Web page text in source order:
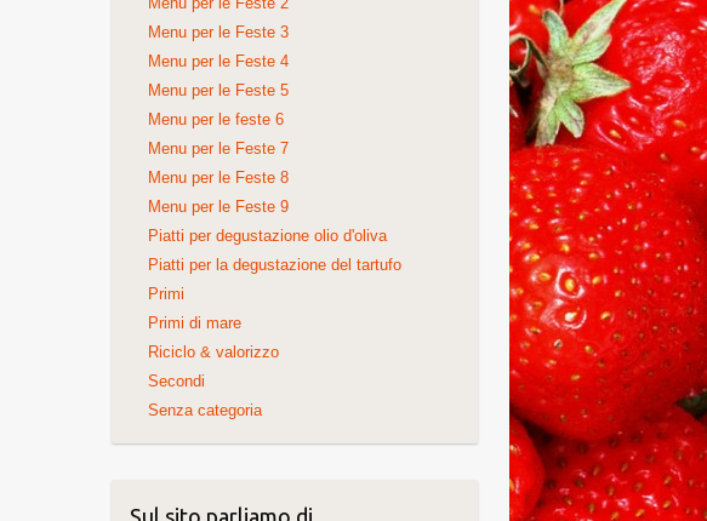
Menu per le Feste 3
Menu per le Feste 4
Menu per le Feste 5
Menu per le feste 6
Menu per le Feste 7
Menu per le Feste 8
Menu per le Feste 9
Piatti per degustazione olio d'oliva
Piatti per la degustazione del tartufo
Primi
Primi di mare
Riciclo & valorizzo
Secondi
Senza categoria
Sul sito parliamo di…